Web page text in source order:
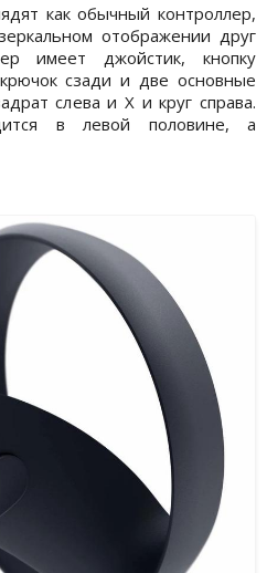
как обычный контроллер,
отображении друг
имеет джойстик, кнопку
крючок сзади и две основные
слева и X и круг справа.
в левой половине, а